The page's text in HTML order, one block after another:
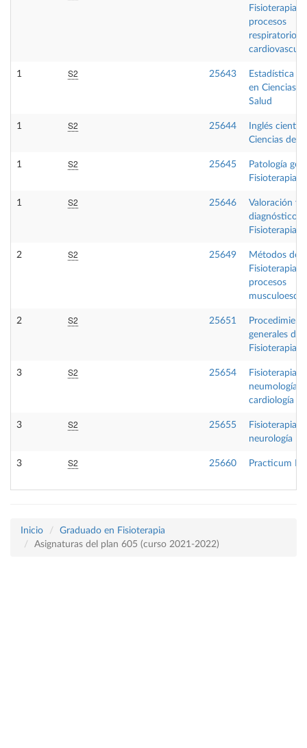
Fisioterapia
procesos
respiratorios
1 S2 25643
Estadística
en Ciencias
Salud
1 S2 25644
Inglés
Ciencias de
1 S2 25645
Patología
Fisioterapia
1 S2 25646
Valoración y
diagnóstico
Fisioterapia I
2 S2 25649
Métodos de
Fisioterapia
procesos
2 S2 25651
generales de
Fisioterapia II
3 S2 25654
Fisioterapia
neumología y
cardiología
3 S2 25655
Fisioterapia
neurología
3 S2 25660 Practicum I
Inicio
Graduado en Fisioterapia
Asignaturas del plan 605 (curso 2021-2022)